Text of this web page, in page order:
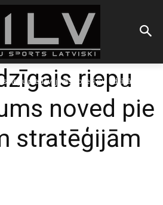
riepu piedāvājums noved pie līdzīgām
riepu
noved pie
stratēģijām